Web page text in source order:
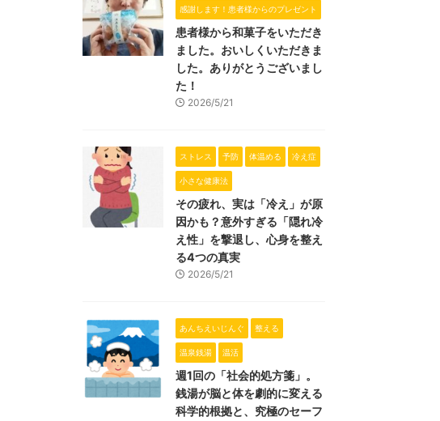
感謝します！患者様からのプレゼント
患者様から和菓子をいただき
ました。おいしくいただきま
した。ありがとうございまし
た！
2026/5/21
ストレス 予防 体温める 冷え症
小さな健康法
その疲れ、実は「冷え」が原
因かも？意外すぎる「隠れ冷
え性」を撃退し、心身を整え
る4つの真実
2026/5/21
あんちえいじんぐ 整える
温泉銭湯 温活
週1回の「社会的処方箋」。
銭湯が脳と体を劇的に変える
科学的根拠と、究極のセーフ